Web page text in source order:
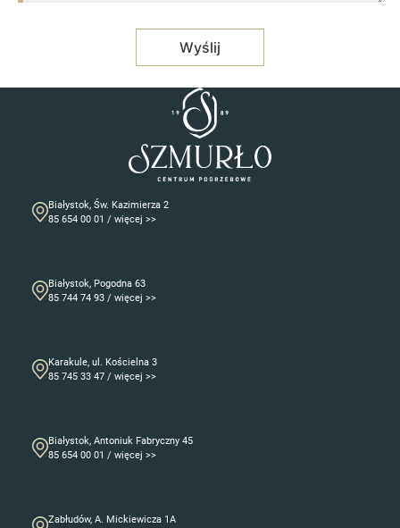
Białystok, Św. Kazimierza 2
85 654 00 01 / więcej >>
Białystok, Pogodna 63
85 744 74 93 / więcej >>
Karakule, ul. Kościelna 3
85 745 33 47 / więcej >>
Białystok, Antoniuk Fabryczny 45
85 654 00 01 / więcej >>
Zabłudów, A. Mickiewicza 1A